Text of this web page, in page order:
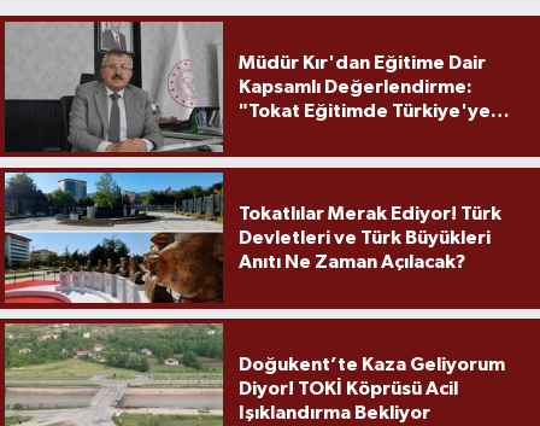
Müdür Kır'dan Eğitime Dair
Kapsamlı Değerlendirme:
"Tokat Eğitimde Türkiye'ye
Tokatlılar Merak Ediyor! Türk
Devletleri ve Türk Büyükleri
Anıtı Ne Zaman Açılacak?
Doğukent’te Kaza Geliyorum
Diyor! TOKİ Köprüsü Acil
Işıklandırma Bekliyor